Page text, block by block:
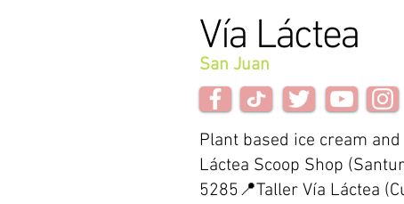
Vía Láctea
San Juan
Plant based ice cream
Láctea Scoop Shop
5285📍Taller Vía Láctea